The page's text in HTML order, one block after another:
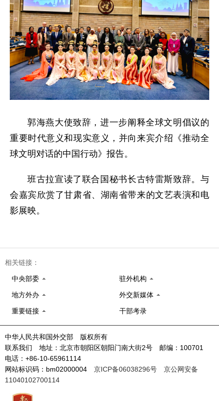
郭海燕大使致辞，进一步阐释全球文明倡议的
重要时代意义和现实意义，并向来宾介绍《推动全
球文明对话的中国行动》报告。
班古拉宣读了联合国秘书长古特雷斯致辞。与
会嘉宾欣赏了甘肃省、湖南省带来的文艺表演和电
影展映。
相关链接：
中央部委 驻外机构
地方外办 外交新媒体
重要链接 干部考录
中华人民共和国外交部 版权所有
联系我们 地址：北京市朝阳区朝阳门南大街2号 邮编：100701
电话：+86-10-65961114
网站标识码：bm02000004 京ICP备06038296号
京公网安备
11040102700114